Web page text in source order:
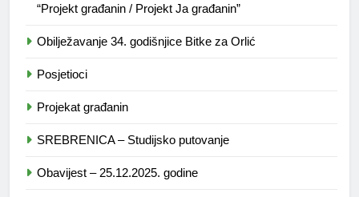
“Projekt građanin / Projekt Ja građanin”
Obilježavanje 34. godišnjice Bitke za Orlić
Posjetioci
Projekat građanin
SREBRENICA – Studijsko putovanje
Obavijest – 25.12.2025. godine